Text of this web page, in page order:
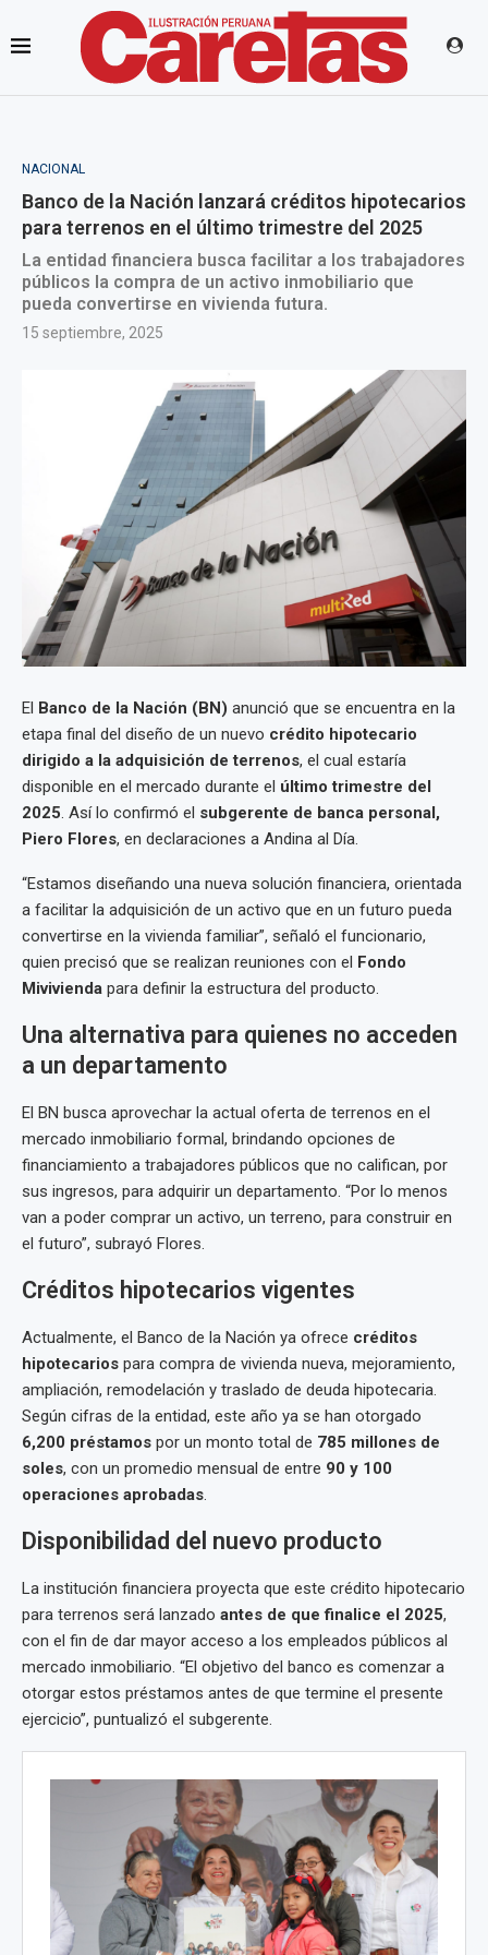
NACIONAL
Banco de la Nación lanzará créditos hipotecarios
para terrenos en el último trimestre del 2025
La entidad financiera busca facilitar a los trabajadores
públicos la compra de un activo inmobiliario que
pueda convertirse en vivienda futura.
15 septiembre, 2025
El Banco de la Nación (BN) anunció que se encuentra en la
etapa final del diseño de un nuevo crédito hipotecario
dirigido a la adquisición de terrenos, el cual estaría
disponible en el mercado durante el último trimestre del
2025. Así lo confirmó el subgerente de banca personal,
Piero Flores, en declaraciones a Andina al Día.
“Estamos diseñando una nueva solución financiera, orientada
a facilitar la adquisición de un activo que en un futuro pueda
convertirse en la vivienda familiar”, señaló el funcionario,
quien precisó que se realizan reuniones con el Fondo
Mivivienda para definir la estructura del producto.
Una alternativa para quienes no acceden
a un departamento
El BN busca aprovechar la actual oferta de terrenos en el
mercado inmobiliario formal, brindando opciones de
financiamiento a trabajadores públicos que no califican, por
sus ingresos, para adquirir un departamento. “Por lo menos
van a poder comprar un activo, un terreno, para construir en
el futuro”, subrayó Flores.
Créditos hipotecarios vigentes
Actualmente, el Banco de la Nación ya ofrece créditos
hipotecarios para compra de vivienda nueva, mejoramiento,
ampliación, remodelación y traslado de deuda hipotecaria.
Según cifras de la entidad, este año ya se han otorgado
6,200 préstamos por un monto total de 785 millones de
soles, con un promedio mensual de entre 90 y 100
operaciones aprobadas.
Disponibilidad del nuevo producto
La institución financiera proyecta que este crédito hipotecario
para terrenos será lanzado antes de que finalice el 2025,
con el fin de dar mayor acceso a los empleados públicos al
mercado inmobiliario. “El objetivo del banco es comenzar a
otorgar estos préstamos antes de que termine el presente
ejercicio”, puntualizó el subgerente.